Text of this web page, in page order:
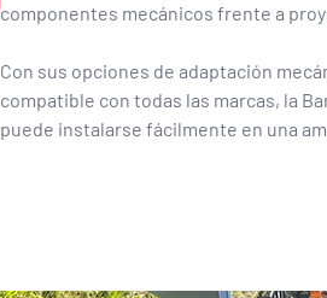
componentes mecánicos frente a
Con sus opciones de adaptación
compatible con todas las marcas, la
puede instalarse fácilmente en una